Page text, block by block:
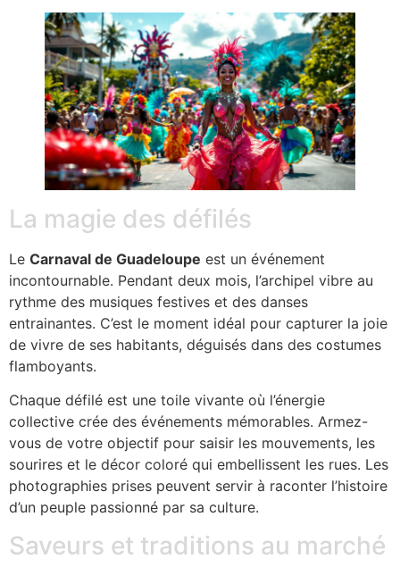
La magie des défilés
Le Carnaval de Guadeloupe est un événement
incontournable. Pendant deux mois, l’archipel vibre au
rythme des musiques festives et des danses
entrainantes. C’est le moment idéal pour capturer la joie
de vivre de ses habitants, déguisés dans des costumes
flamboyants.
Chaque défilé est une toile vivante où l’énergie
collective crée des événements mémorables. Armez-
vous de votre objectif pour saisir les mouvements, les
sourires et le décor coloré qui embellissent les rues. Les
photographies prises peuvent servir à raconter l’histoire
d’un peuple passionné par sa culture.
Saveurs et traditions au marché